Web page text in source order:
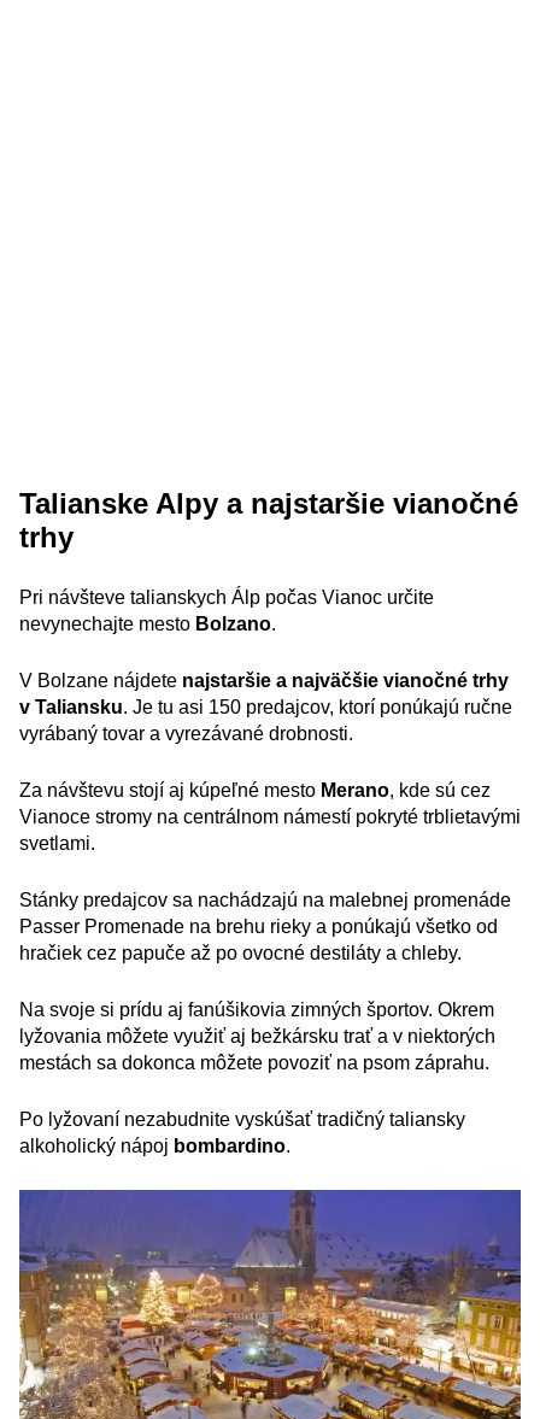
Talianske Alpy a najstaršie vianočné
trhy
Pri návšteve talianskych Álp počas Vianoc určite
nevynechajte mesto Bolzano.
V Bolzane nájdete najstaršie a najväčšie vianočné trhy
v Taliansku. Je tu asi 150 predajcov, ktorí ponúkajú ručne
vyrábaný tovar a vyrezávané drobnosti.
Za návštevu stojí aj kúpeľné mesto Merano, kde sú cez
Vianoce stromy na centrálnom námestí pokryté trblietavými
svetlami.
Stánky predajcov sa nachádzajú na malebnej promenáde
Passer Promenade na brehu rieky a ponúkajú všetko od
hračiek cez papuče až po ovocné destiláty a chleby.
Na svoje si prídu aj fanúšikovia zimných športov. Okrem
lyžovania môžete využiť aj bežkársku trať a v niektorých
mestách sa dokonca môžete povoziť na psom záprahu.
Po lyžovaní nezabudnite vyskúšať tradičný taliansky
alkoholický nápoj bombardino.